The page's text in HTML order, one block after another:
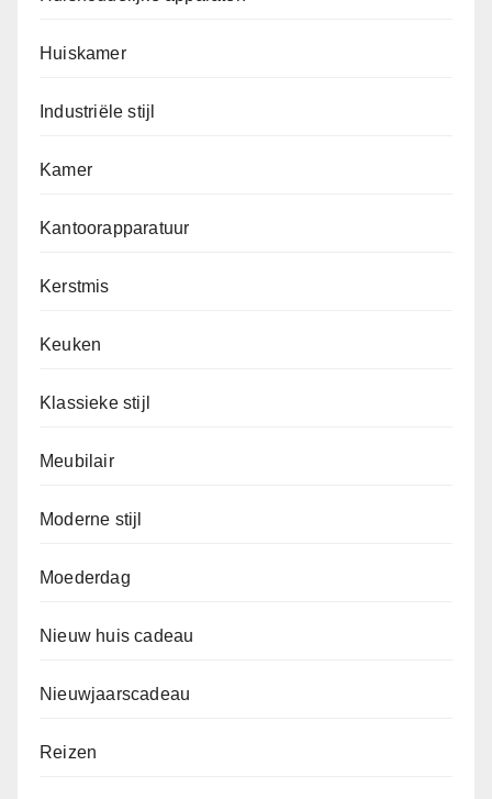
Huiskamer
Industriële stijl
Kamer
Kantoorapparatuur
Kerstmis
Keuken
Klassieke stijl
Meubilair
Moderne stijl
Moederdag
Nieuw huis cadeau
Nieuwjaarscadeau
Reizen